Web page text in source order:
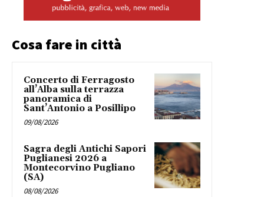
Cosa fare in città
Concerto di Ferragosto
all’Alba sulla terrazza
panoramica di
Sant’Antonio a Posillipo
09/08/2026
Sagra degli Antichi Sapori
Puglianesi 2026 a
Montecorvino Pugliano
(SA)
08/08/2026